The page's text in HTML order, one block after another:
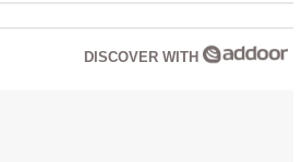
DISCOVER WITH